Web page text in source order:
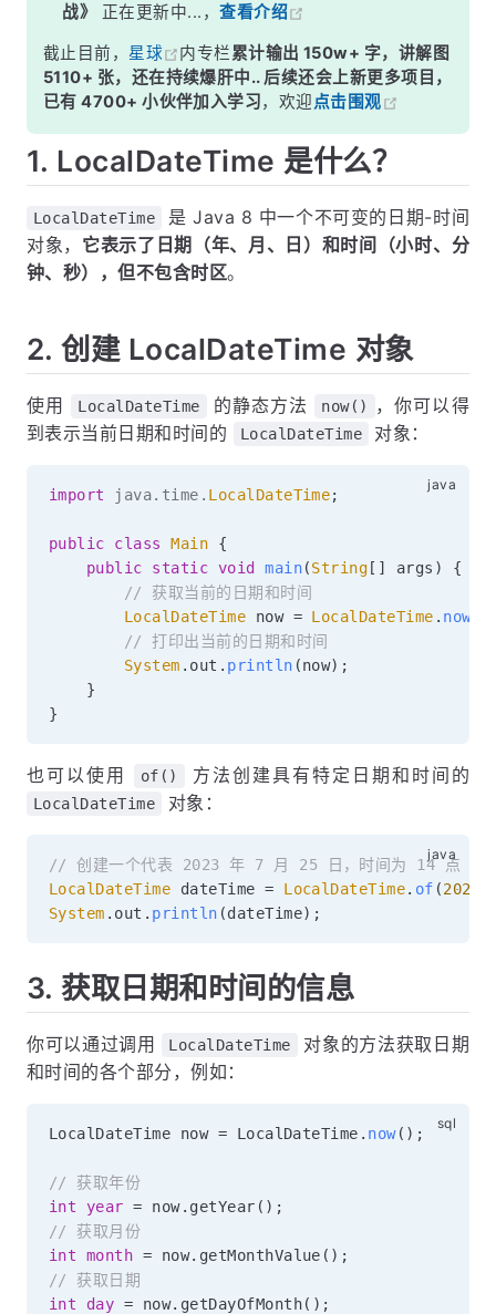
战》
正在更新中...，查看介绍
截止目前， 星球 内专栏累计输出 150w+ 字，讲解图
5110+ 张，还在持续爆肝中.. 后续还会上新更多项目，
已有 4700+ 小伙伴加入学习，欢迎点击围观
1. LocalDateTime 是什么？
LocalDateTime
是 Java 8 中一个不可变的日期-时间
对象， 它表示了日期（年、月、日）和时间（小时、分
钟、秒），但不包含时区。
2. 创建 LocalDateTime 对象
使用 LocalDateTime 的静态方法 now()
，你可以得
到表示当前日期和时间的
LocalDateTime 对象：
import java. time . LocalDateTime;
public class Main
{
public
static void main(String [ ] args )
{
// 获取当前的日期和时间
LocalDateTime now = LocalDateTime . now
// 打印出当前的日期和时间
System . out . println (now) ;
}
}
也可以使用 of() 方法创建具有特定日期和时间的
LocalDateTime 对象：
// 创建一个代表 2023 年 7 月 25 日，时间为 14 点 30
LocalDateTime dateTime = LocalDateTime. of (2023
System . out . println (dateTime) ;
3. 获取日期和时间的信息
你可以通过调用 LocalDateTime
对象的方法获取日期
和时间的各个部分，例如：
LocalDateTime now = LocalDateTime . now( ) ;
// 获取年份
int
year = now. getYear ( ) ;
// 获取月份
int
month = now. getMonthValue ( ) ;
// 获取日期
int
day = now. getDayOfMonth( ) ;